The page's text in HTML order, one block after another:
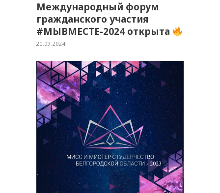
Международный форум
гражданского участия
#МЫВМЕСТЕ-2024 открыта
20.09.2024